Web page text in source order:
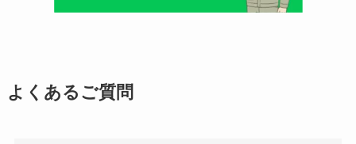
よくあるご質問